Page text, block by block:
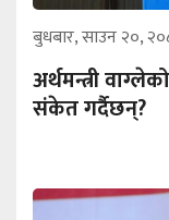
बुधबार, साउन २०,
अर्थमन्त्री
संकेत गर्दैछन्?